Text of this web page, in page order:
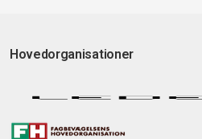
Hovedorganisationer